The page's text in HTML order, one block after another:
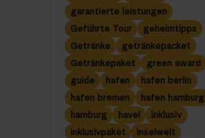
garantierte leistungen
Geführte Tour
geheimtipps
Getränke
getränkepacket
Getränkepaket
green award
guide
hafen
hafen berlin
hafen bremen
hafen hamburg
hamburg
havel
inklusiv
inklusivpaket
inselwelt